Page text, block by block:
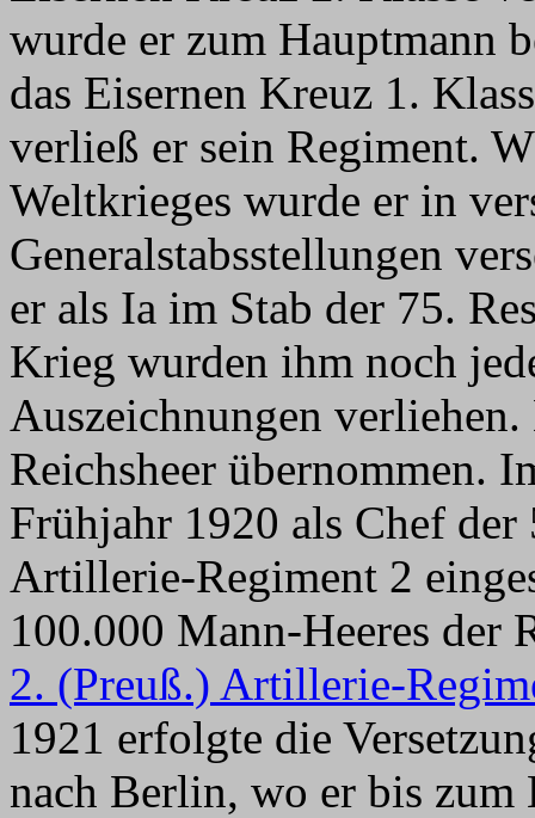
wurde er zum Hauptmann
das Eisernen Kreuz 1.
verließ er sein Regiment.
Weltkrieges wurde er in
Generalstabsstellungen
er als Ia im Stab der 75.
Krieg wurden ihm noch
Auszeichnungen
Reichsheer übernommen.
Frühjahr 1920 als Chef
Artillerie-Regiment 2
100.000 Mann-Heeres der
2. (Preuß.) Artillerie-
1921 erfolgte die
nach Berlin, wo er bis zum